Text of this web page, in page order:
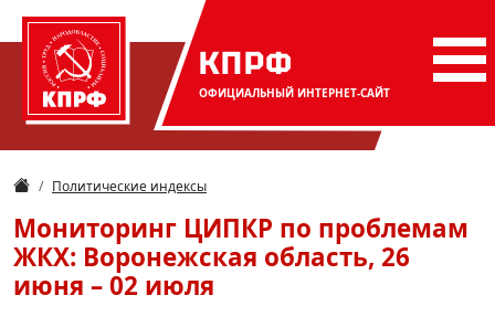
КПРФ
ОФИЦИАЛЬНЫЙ ИНТЕРНЕТ-САЙТ
Политические индексы
Мониторинг ЦИПКР по проблемам
ЖКХ: Воронежская область, 26
июня – 02 июля